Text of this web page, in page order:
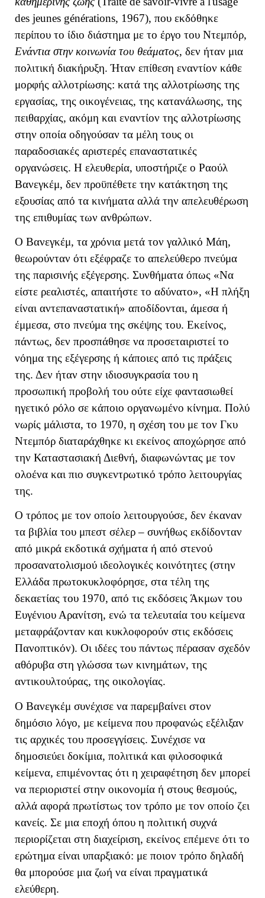
des jeunes générations, 1967), που εκδόθηκε
περίπου το ίδιο διάστημα με το έργο του Ντεμπόρ,
Ενάντια στην κοινωνία του θεάματος, δεν ήταν μια
πολιτική διακήρυξη. Ήταν επίθεση εναντίον κάθε
μορφής αλλοτρίωσης: κατά της αλλοτρίωσης της
εργασίας, της οικογένειας, της κατανάλωσης, της
πειθαρχίας, ακόμη και εναντίον της αλλοτρίωσης
στην οποία οδηγούσαν τα μέλη τους οι
παραδοσιακές αριστερές επαναστατικές
οργανώσεις. Η ελευθερία, υποστήριζε ο Ραούλ
Βανεγκέμ, δεν προϋπέθετε την κατάκτηση της
εξουσίας από τα κινήματα αλλά την απελευθέρωση
της επιθυμίας των ανθρώπων.
Ο Βανεγκέμ, τα χρόνια μετά τον γαλλικό Μάη,
θεωρούνταν ότι εξέφραζε το απελεύθερο πνεύμα
της παρισινής εξέγερσης. Συνθήματα όπως «Να
είστε ρεαλιστές, απαιτήστε το αδύνατο», «Η πλήξη
είναι αντεπαναστατική» αποδίδονται, άμεσα ή
έμμεσα, στο πνεύμα της σκέψης του. Εκείνος,
πάντως, δεν προσπάθησε να προσεταιριστεί το
νόημα της εξέγερσης ή κάποιες από τις πράξεις
της. Δεν ήταν στην ιδιοσυγκρασία του η
προσωπική προβολή του ούτε είχε φαντασιωθεί
ηγετικό ρόλο σε κάποιο οργανωμένο κίνημα. Πολύ
νωρίς μάλιστα, το 1970, η σχέση του με τον Γκυ
Ντεμπόρ διαταράχθηκε κι εκείνος αποχώρησε από
την Καταστασιακή Διεθνή, διαφωνώντας με τον
ολοένα και πιο συγκεντρωτικό τρόπο λειτουργίας
της.
Ο τρόπος με τον οποίο λειτουργούσε, δεν έκαναν
τα βιβλία του μπεστ σέλερ – συνήθως εκδίδονταν
από μικρά εκδοτικά σχήματα ή από στενού
προσανατολισμού ιδεολογικές κοινότητες (στην
Ελλάδα πρωτοκυκλοφόρησε, στα τέλη της
δεκαετίας του 1970, από τις εκδόσεις Άκμων του
Ευγένιου Αρανίτση, ενώ τα τελευταία του κείμενα
μεταφράζονταν και κυκλοφορούν στις εκδόσεις
Πανοπτικόν). Οι ιδέες του πάντως πέρασαν σχεδόν
αθόρυβα στη γλώσσα των κινημάτων, της
αντικουλτούρας, της οικολογίας.
Ο Βανεγκέμ συνέχισε να παρεμβαίνει στον
δημόσιο λόγο, με κείμενα που προφανώς εξέλιξαν
τις αρχικές του προσεγγίσεις. Συνέχισε να
δημοσιεύει δοκίμια, πολιτικά και φιλοσοφικά
κείμενα, επιμένοντας ότι η χειραφέτηση δεν μπορεί
να περιοριστεί στην οικονομία ή στους θεσμούς,
αλλά αφορά πρωτίστως τον τρόπο με τον οποίο ζει
κανείς. Σε μια εποχή όπου η πολιτική συχνά
περιορίζεται στη διαχείριση, εκείνος επέμενε ότι το
ερώτημα είναι υπαρξιακό: με ποιον τρόπο δηλαδή
θα μπορούσε μια ζωή να είναι πραγματικά
ελεύθερη.